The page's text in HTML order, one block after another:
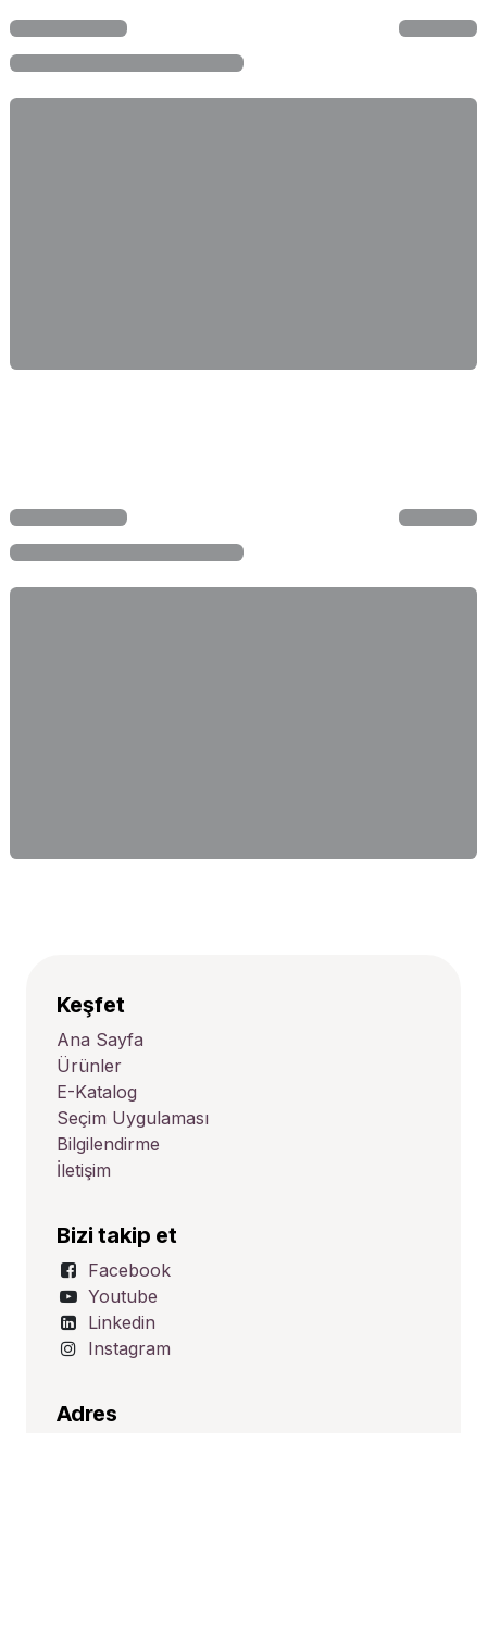
Keşfet
Ana Sayfa
Ürünler
E-Katalog
Seçim Uygulaması
Bilgilendirme
İletişim
Bizi takip et
Facebook
Youtube
Linkedin
Instagram
Adres